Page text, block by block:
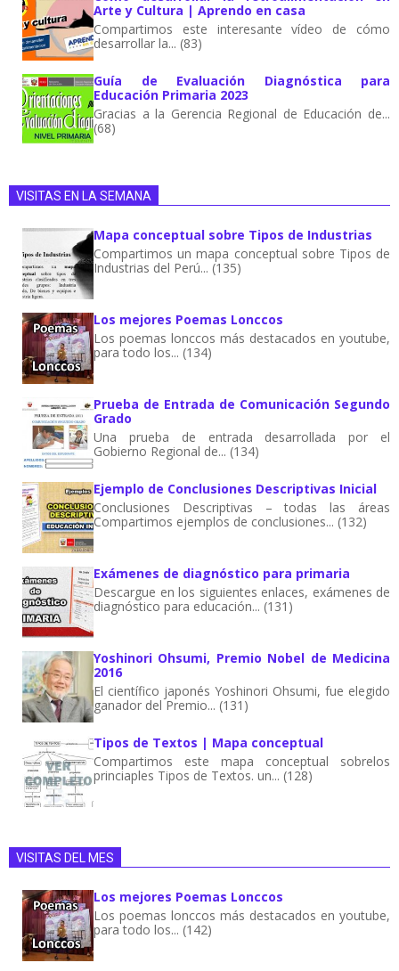
Arte y Cultura | Aprendo en casa
Compartimos este interesante vídeo de cómo
desarrollar la... (83)
Guía de Evaluación Diagnóstica para
Educación Primaria 2023
Gracias a la Gerencia Regional de Educación de...
(68)
VISITAS EN LA SEMANA
Mapa conceptual sobre Tipos de Industrias
Compartimos un mapa conceptual sobre Tipos de
Industrias del Perú... (135)
Los mejores Poemas Lonccos
Los poemas lonccos más destacados en youtube,
para todo los... (134)
Prueba de Entrada de Comunicación Segundo
Grado
Una prueba de entrada desarrollada por el
Gobierno Regional de... (134)
Ejemplo de Conclusiones Descriptivas Inicial
Conclusiones Descriptivas – todas las áreas
Compartimos ejemplos de conclusiones... (132)
Exámenes de diagnóstico para primaria
Descargue en los siguientes enlaces, exámenes de
diagnóstico para educación... (131)
Yoshinori Ohsumi, Premio Nobel de Medicina
2016
El científico japonés Yoshinori Ohsumi, fue elegido
ganador del Premio... (131)
Tipos de Textos | Mapa conceptual
Compartimos este mapa conceptual sobrelos
princiaples Tipos de Textos. un... (128)
VISITAS DEL MES
Los mejores Poemas Lonccos
Los poemas lonccos más destacados en youtube,
para todo los... (142)